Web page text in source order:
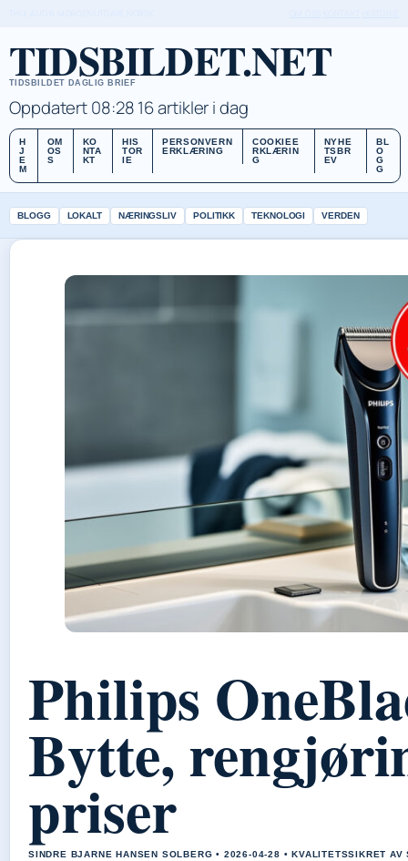
TIDSBILDET.NET
TIDSBILDET DAGLIG BRIEF
Oppdatert 08:2816 artikler i dag
H
J
E
M
OM
OS
S
KO
NTA
KT
HIS
TOR
IE
PERSONVERN
ERKLÆRING
COOKIEE
RKLÆRIN
G
NYHE
TSBR
EV
BL
O
G
G
BLOGG LOKALT NÆRINGSLIV POLITIKK TEKNOLOGI VERDEN
Philips
Bytte,
priser
SINDRE BJARNE HANSEN SOLBERG • 2026-04-28 • KVALITETSSIKRET AV